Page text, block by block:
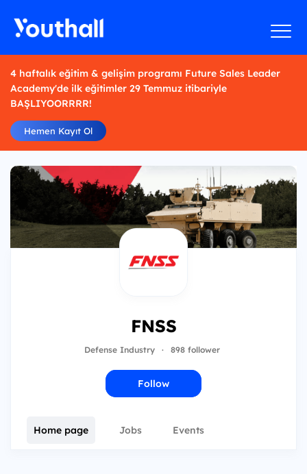
4 haftalık eğitim & gelişim programı Future Sales Leader
Academy'de ilk eğitimler 29 Temmuz itibariyle
BAŞLIYOORRRR!
Hemen Kayıt Ol
FNSS
Defense Industry · 898 follower
Follow
Home page Jobs Events